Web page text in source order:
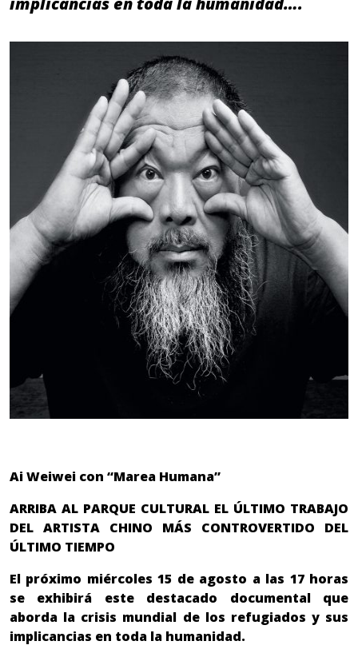
Ai Weiwei con “Marea Humana”
ARRIBA AL PARQUE CULTURAL EL ÚLTIMO TRABAJO
DEL ARTISTA CHINO MÁS CONTROVERTIDO DEL
ÚLTIMO TIEMPO
El próximo miércoles 15 de agosto a las 17 horas
se exhibirá este destacado documental que
aborda la crisis mundial de los refugiados y sus
implicancias en toda la humanidad.